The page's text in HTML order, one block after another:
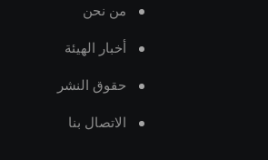
من نحن
أخبار الهيئة
حقوق النشر
الاتصال بنا